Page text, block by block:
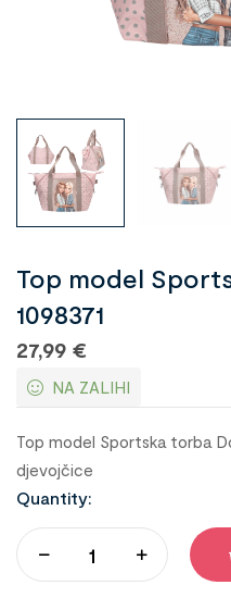
Top model
1098371
27,99 €
NA ZALIHI
Top model Sportska torba
djevojčice
Quantity: